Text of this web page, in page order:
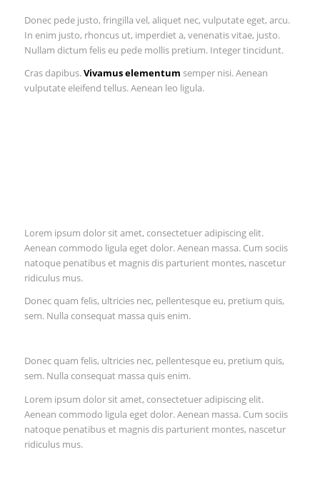
Donec pede justo, fringilla vel, aliquet nec, vulputate eget, arcu.
In enim justo, rhoncus ut, imperdiet a, venenatis vitae, justo.
Nullam dictum felis eu pede mollis pretium. Integer tincidunt.
Cras dapibus.Vivamus elementum semper nisi. Aenean
vulputate eleifend tellus. Aenean leo ligula.
Lorem ipsum dolor sit amet, consectetuer adipiscing elit.
Aenean commodo ligula eget dolor. Aenean massa. Cum sociis
natoque penatibus et magnis dis parturient montes, nascetur
ridiculus mus.
Donec quam felis, ultricies nec, pellentesque eu, pretium quis,
sem. Nulla consequat massa quis enim.
Donec quam felis, ultricies nec, pellentesque eu, pretium quis,
sem. Nulla consequat massa quis enim.
Lorem ipsum dolor sit amet, consectetuer adipiscing elit.
Aenean commodo ligula eget dolor. Aenean massa. Cum sociis
natoque penatibus et magnis dis parturient montes, nascetur
ridiculus mus.